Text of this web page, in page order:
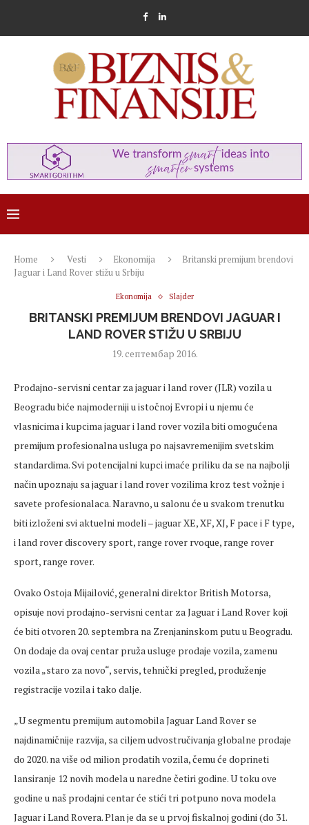
Home Vesti Ekonomija
Britanski premijum brendovi
Jaguar i Land Rover stižu u Srbiju
Ekonomija Slajder
BRITANSKI PREMIJUM BRENDOVI JAGUAR I
LAND ROVER STIŽU U SRBIJU
19. септембар 2016.
Prodajno-servisni centar za jaguar i land rover (JLR) vozila u
Beogradu biće najmoderniji u istočnoj Evropi i u njemu će
vlasnicima i kupcima jaguar i land rover vozila biti omogućena
premijum profesionalna usluga po najsavremenijim svetskim
standardima. Svi potencijalni kupci imaće priliku da se na najbolji
način upoznaju sa jaguar i land rover vozilima kroz test vožnje i
savete profesionalaca. Naravno, u salonu će u svakom trenutku
biti izloženi svi aktuelni modeli – jaguar XE, XF, XJ, F pace i F type,
i land rover discovery sport, range rover rvoque, range rover
sport, range rover.
Ovako Ostoja Mijailović, generalni direktor British Motorsa,
opisuje novi prodajno-servisni centar za Jaguar i Land Rover koji
će biti otvoren 20. septembra na Zrenjaninskom putu u Beogradu.
On dodaje da ovaj centar pruža usluge prodaje vozila, zamenu
vozila „staro za novo“, servis, tehnički pregled, produženje
registracije vozila i tako dalje.
„U segmentu premijum automobila Jaguar Land Rover se
najdinamičnije razvija, sa ciljem udvostručivanja globalne prodaje
do 2020. na više od milion prodatih vozila, čemu će doprineti
lansiranje 12 novih modela u naredne četiri godine. U toku ove
godine u naš prodajni centar će stići tri potpuno nova modela
Jaguar i Land Rovera. Plan je da se u prvoj fiskalnoj godini (do 31.